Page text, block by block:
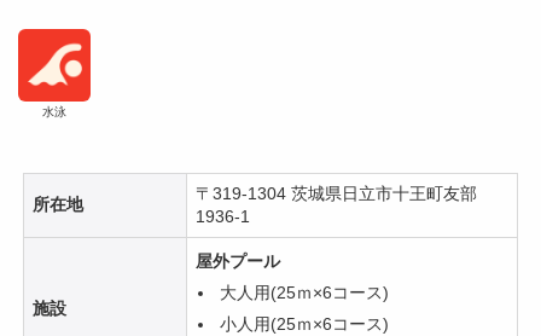
水泳
所在地
〒319-1304 茨城県日立市十王町友部
1936-1
施設
屋外プール
大人用(25ｍ×6コース)
小人用(25ｍ×6コース)